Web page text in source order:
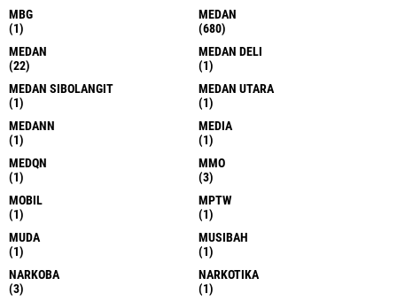
MBG
(1)
MEDAN
(680)
MEDAN
(22)
MEDAN DELI
(1)
MEDAN SIBOLANGIT
(1)
MEDAN UTARA
(1)
MEDANN
(1)
MEDIA
(1)
MEDQN
(1)
MMO
(3)
MOBIL
(1)
MPTW
(1)
MUDA
(1)
MUSIBAH
(1)
NARKOBA
(3)
NARKOTIKA
(1)